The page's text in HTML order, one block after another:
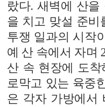
랐다. 새벽에 산
을 치고 맞설 준비
투쟁 일과의 시작
예 산 속에서 자며
산 속 현장에 도
로막고 있는 육중
은 각자 가방에서